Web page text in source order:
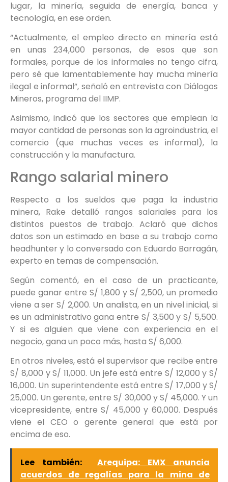
lugar, la minería, seguida de energía, banca y
tecnología, en ese orden.
“Actualmente, el empleo directo en minería está
en unas 234,000 personas, de esos que son
formales, porque de los informales no tengo cifra,
pero sé que lamentablemente hay mucha minería
ilegal e informal”, señaló en entrevista con Diálogos
Mineros, programa del IIMP.
Asimismo, indicó que los sectores que emplean la
mayor cantidad de personas son la agroindustria, el
comercio (que muchas veces es informal), la
construcción y la manufactura.
Rango salarial minero
Respecto a los sueldos que paga la industria
minera, Rake detalló rangos salariales para los
distintos puestos de trabajo. Aclaró que dichos
datos son un estimado en base a su trabajo como
headhunter y lo conversado con Eduardo Barragán,
experto en temas de compensación.
Según comentó, en el caso de un practicante,
puede ganar entre S/ 1,800 y S/ 2,500, un promedio
viene a ser S/ 2,000. Un analista, en un nivel inicial, si
es un administrativo gana entre S/ 3,500 y S/ 5,500.
Y si es alguien que viene con experiencia en el
negocio, gana un poco más, hasta S/ 6,000.
En otros niveles, está el supervisor que recibe entre
S/ 8,000 y S/ 11,000. Un jefe está entre S/ 12,000 y S/
16,000. Un superintendente está entre S/ 17,000 y S/
25,000. Un gerente, entre S/ 30,000 y S/ 45,000. Y un
vicepresidente, entre S/ 45,000 y 60,000. Después
viene el CEO o gerente general que está por
encima de eso.
Lee también:
Arequipa: EMX anuncia
acuerdos de regalías para la mina de